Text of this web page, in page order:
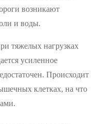
возникают
и воды.
тяжелых нагрузках
усиленное
Происходит
клетках, на что